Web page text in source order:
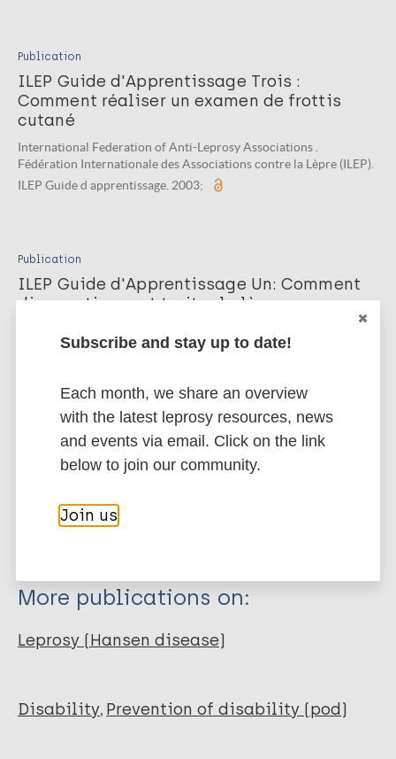
Publication
ILEP Guide d'Apprentissage Trois :
Comment réaliser un examen de frottis
cutané
International Federation of Anti-Leprosy Associations .
Fédération Internationale des Associations contre la Lèpre (ILEP).
ILEP Guide d apprentissage. 2003;
Publication
ILEP Guide d'Apprentissage Un: Comment
diagnostiquer et traiter la lèpre.
. La Fédération Internationale des Associations contre la Lèpre
Related organization(s)
ILEP - International Federation of Anti-
Leprosy Associations
More publications on:
Leprosy (Hansen disease)
Disability Prevention of disability (pod)
Subscribe and stay up to date!
Each month, we share an overview
with the latest leprosy resources, news
and events via email. Click on the link
below to join our community.
Join us